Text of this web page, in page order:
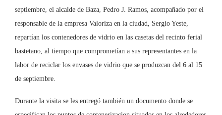
septiembre, el alcalde de Baza, Pedro J. Ramos, acompañado por el
responsable de la empresa Valoriza en la ciudad, Sergio Yeste,
repartían los contenedores de vidrio en las casetas del recinto ferial
bastetano, al tiempo que comprometían a sus representantes en la
labor de reciclar los envases de vidrio que se produzcan del 6 al 15
de septiembre.
Durante la visita se les entregó también un documento donde se